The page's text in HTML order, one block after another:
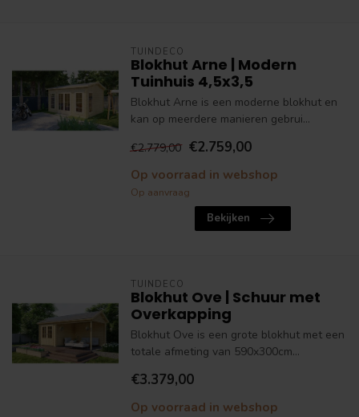
TUINDECO
Blokhut Arne | Modern
Tuinhuis 4,5x3,5
Blokhut Arne is een moderne blokhut en
kan op meerdere manieren gebrui...
€2.779,00 €2.759,00
Op voorraad in webshop
Op aanvraag
Bekijken
TUINDECO
Blokhut Ove | Schuur met
Overkapping
Blokhut Ove is een grote blokhut met een
totale afmeting van 590x300cm...
€3.379,00
Op voorraad in webshop